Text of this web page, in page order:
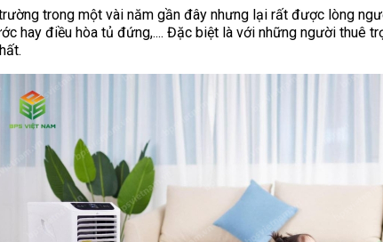
trong một vài năm gần đây nhưng lại rất được lòng
hay điều hòa tủ đứng,.... Đặc biệt là với những người thuê